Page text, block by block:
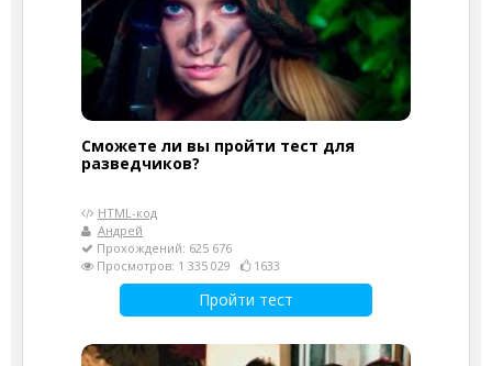
Сможете ли вы пройти тест для
разведчиков?
HTML-код
Андрей
Прохождений: 625 676
Просмотров: 1 335 029
1633
Пройти тест